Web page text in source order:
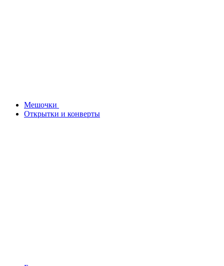
Мешочки
Открытки и конверты